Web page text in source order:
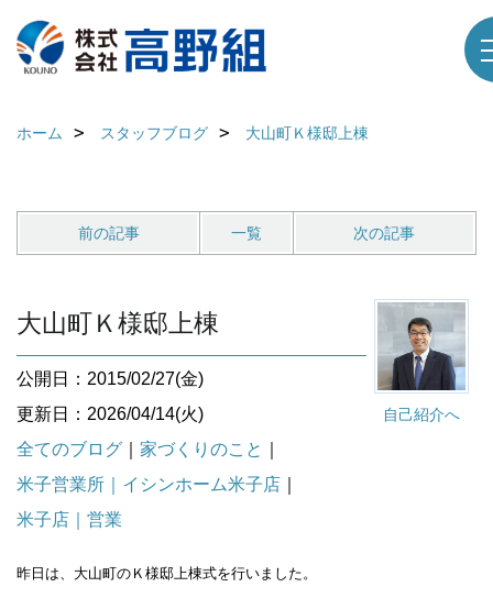
ホーム スタッフブログ 大山町Ｋ様邸上棟
前の記事 一覧 次の記事
自己紹介へ
大山町Ｋ様邸上棟
公開日：2015/02/27(金)
更新日：2026/04/14(火)
全てのブログ
家づくりのこと
米子営業所｜イシンホーム米子店
米子店｜営業
昨日は、大山町のＫ様邸上棟式を行いました。